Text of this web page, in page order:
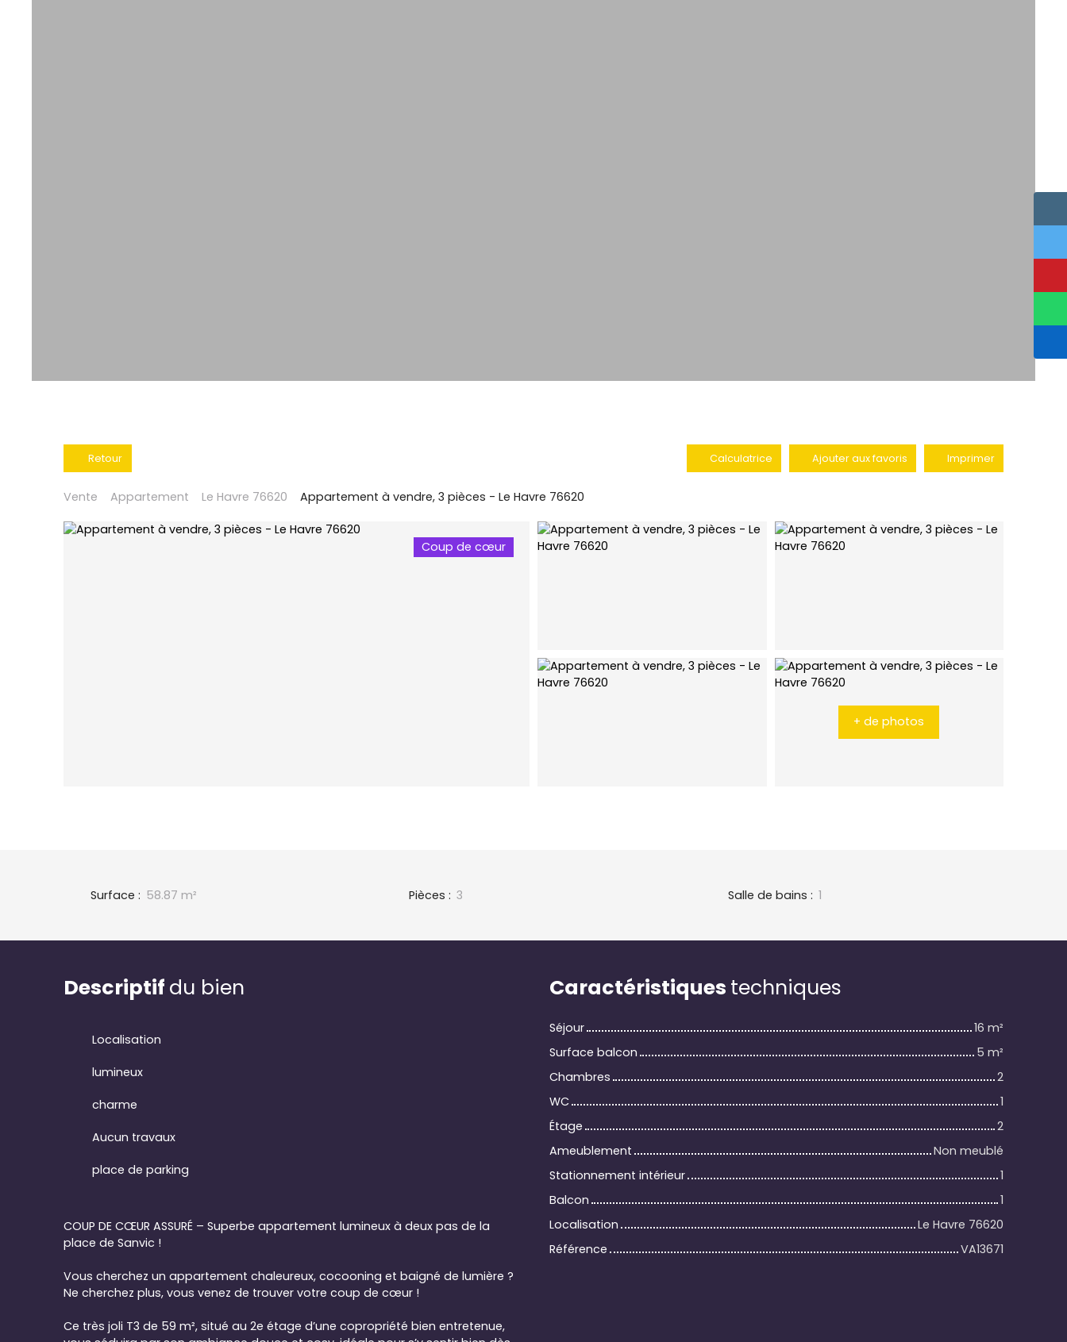
Retour Calculatrice Ajouter aux favoris Imprimer
Vente Appartement Le Havre 76620 Appartement à vendre, 3 pièces - Le Havre 76620
Coup de cœur
+ de photos
Surface : 58.87 m² Pièces : 3 Salle de bains : 1
Descriptif du bien
Localisation
lumineux
charme
Aucun travaux
place de parking
COUP DE CŒUR ASSURÉ – Superbe appartement lumineux à deux pas de la
place de Sanvic !
Vous cherchez un appartement chaleureux, cocooning et baigné de lumière ?
Ne cherchez plus, vous venez de trouver votre coup de cœur !
Ce très joli T3 de 59 m², situé au 2e étage d’une copropriété bien entretenue,
Caractéristiques techniques
Séjour 16 m²
Surface balcon
5 m²
Chambres
2
WC
1
Étage
2
Ameublement
Non meublé
Stationnement intérieur
1
Balcon
1
Localisation
Le Havre 76620
Référence
VA13671